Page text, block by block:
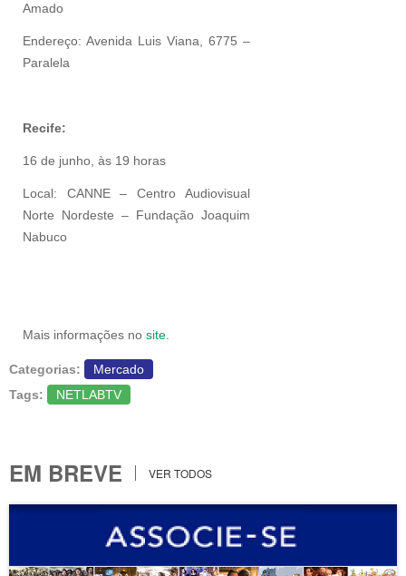
Amado
Endereço: Avenida Luis Viana, 6775 –
Paralela
Recife:
16 de junho, às 19 horas
Local: CANNE – Centro Audiovisual
Norte Nordeste – Fundação Joaquim
Nabuco
Mais informações no site
Categorias:
Mercado
Tags:
NETLABTV
EM BREVE VER TODOS